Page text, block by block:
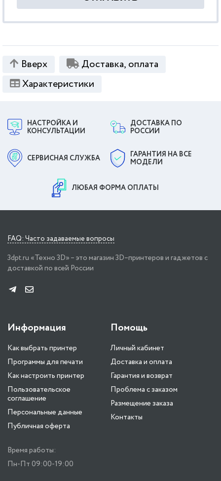
Вверх
Доставка, оплата
Характеристики
НАСТРОЙКА И
КОНСУЛЬТАЦИИ
ДОСТАВКА ПО
РОССИИ
СЕРВИСНАЯ СЛУЖБА
ГАРАНТИЯ НА ВСЕ
МОДЕЛИ
ЛЮБАЯ ФОРМА ОПЛАТЫ
FAQ: Часто задаваемые вопросы
3dpt.ru «Техно 3D» – это магазин 3D–принтеров и гаджетов с
доставкой по всей России
Информация
Как выбрать принтер
Программы для печати
Как настроить принтер
Пользовательское
соглашение
Персональные данные
Публичная оферта
Помощь
Личный кабинет
Доставка и оплата
Гарантия и возврат
Проблема с заказом
Размещение заказа
Контакты
Время работы:
Пн-Пт 09:00-19:00